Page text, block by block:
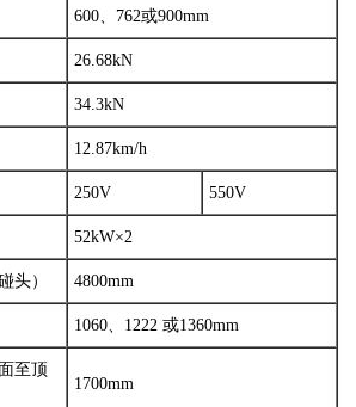
600、762或900mm
26.68kN
34.3kN
12.87km/h
250V 550V
52kW×2
头） 4800mm
1060、1222 或1360mm
至顶
1700mm